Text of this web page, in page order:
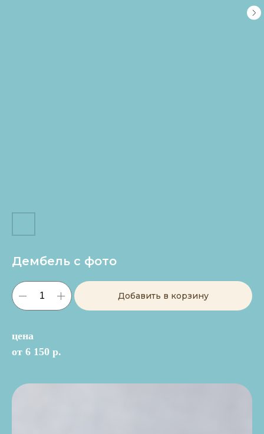
Дембель с фото
Добавить в корзину
цена
от 6 150 р.